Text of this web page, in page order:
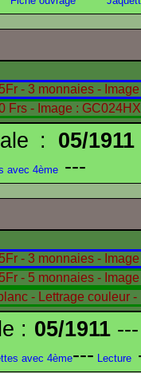
: 05/1911
avec 4ème ---
: 05/1911---
avec 4ème--- Lecture